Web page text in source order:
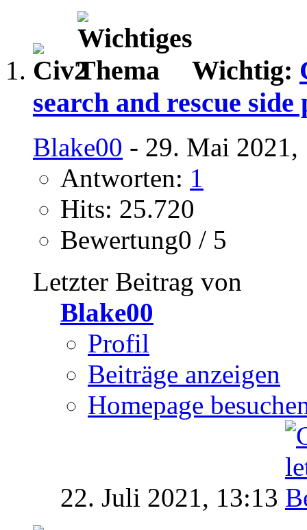
Wichtig:
search and rescue
Blake00 - 29. Mai 2021,
Antworten: 1
Hits: 25.720
Bewertung0 / 5
Letzter Beitrag von
Blake00
Profil
Beiträge anzeigen
Homepage
22. Juli 2021, 13:13